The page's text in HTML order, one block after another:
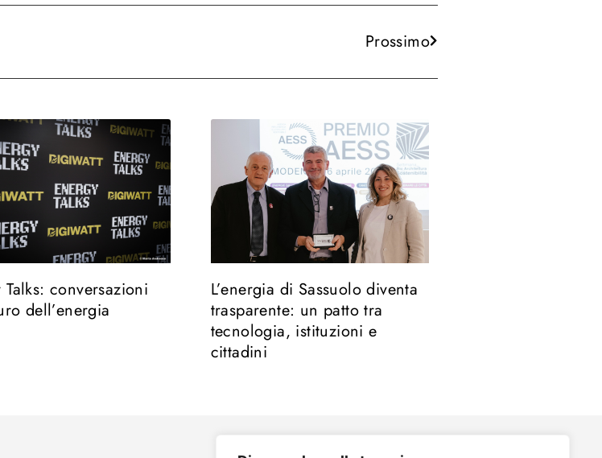
Prossimo
Talks: conversazioni
dell’energia
L’energia di Sassuolo diventa
trasparente: un patto tra
tecnologia, istituzioni e
cittadini